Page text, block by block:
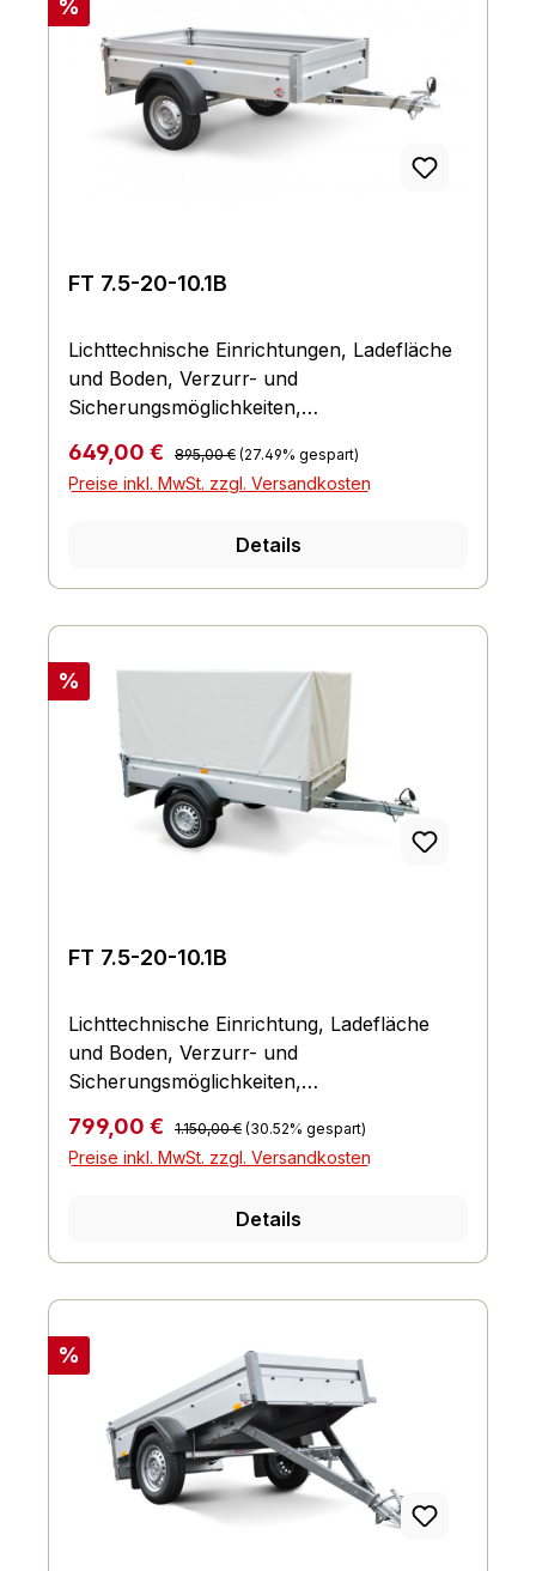
Rabatt
%
FT 7.5-20-10.1B
Lichttechnische Einrichtungen, Ladefläche
und Boden, Verzurr- und
Sicherungsmöglichkeiten,
Netze, Räder und Achsen, Bordwand,
Reling und Co., Fahrgestell und Rahmen
Verkaufspreis:
649,00 € Regulärer Preis:
895,00 € (27.49% gespart)
Preise inkl. MwSt. zzgl. Versandkosten
Details
Rabatt
%
FT 7.5-20-10.1B
Lichttechnische Einrichtung, Ladefläche
und Boden, Verzurr- und
Sicherungsmöglichkeiten,
Netze, Räder und Achsen, Bordwand,
Reling und Co., Fahrgestell und Rahmen
Verkaufspreis:
799,00 € Regulärer Preis:
1.150,00 € (30.52% gespart)
Preise inkl. MwSt. zzgl. Versandkosten
Details
Rabatt
%